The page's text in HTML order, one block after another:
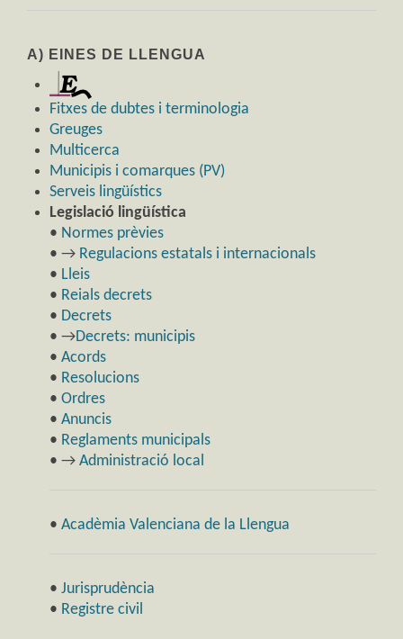
A) EINES DE LLENGUA
Fitxes de dubtes i terminologia
Greuges
Multicerca
Municipis i comarques (PV)
Serveis lingüístics
Legislació lingüística
• Normes prèvies
• → Regulacions estatals i internacionals
• Lleis
• Reials decrets
• Decrets
• →Decrets: municipis
• Acords
• Resolucions
• Ordres
• Anuncis
• Reglaments municipals
• → Administració local
• Acadèmia Valenciana de la Llengua
• Jurisprudència
• Registre civil